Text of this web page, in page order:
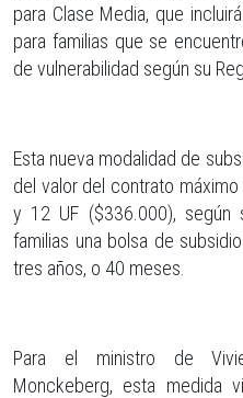
para Clase Media, que
para familias que se
de vulnerabilidad según su
Esta nueva modalidad de
del valor del contrato
y 12 UF ($336.000), según
familias una bolsa de
tres años, o 40 meses.
Para el ministro de
Monckeberg, esta medida